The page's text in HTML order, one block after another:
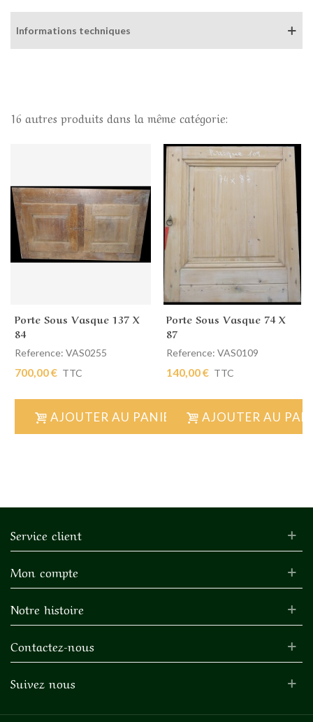
Informations techniques
16 autres produits dans la même catégorie:
Porte Sous Vasque 137 X
84
Reference: VAS0255
700,00 € TTC
AJOUTER AU PANIER
Porte Sous Vasque 74 X
87
Reference: VAS0109
140,00 € TTC
AJOUTER AU
Service client
Mon compte
Notre histoire
Contactez-nous
Suivez nous